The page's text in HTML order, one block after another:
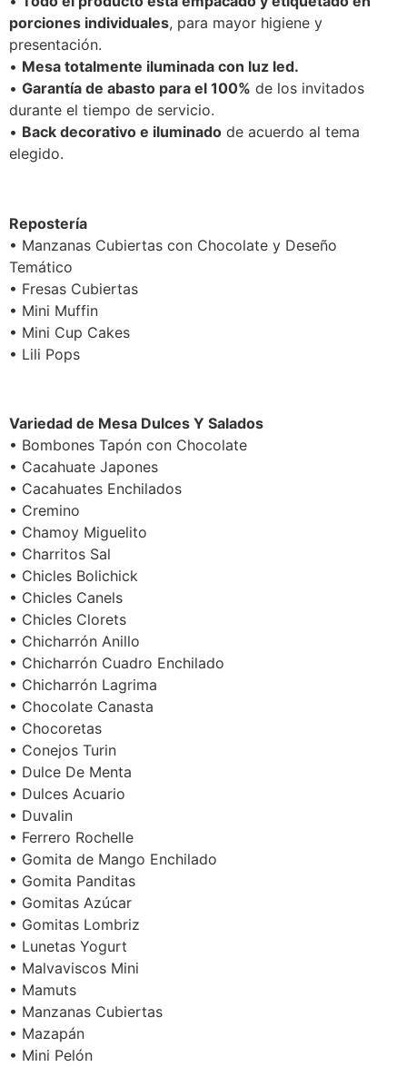
porciones individuales, para mayor higiene y
presentación.
• Mesa totalmente iluminada con luz led.
• Garantía de abasto para el 100% de los invitados
durante el tiempo de servicio.
• Back decorativo e iluminado de acuerdo al tema
elegido.
Repostería
• Manzanas Cubiertas con Chocolate y Deseño
Temático
• Fresas Cubiertas
• Mini Muffin
• Mini Cup Cakes
• Lili Pops
Variedad de Mesa Dulces Y Salados
• Bombones Tapón con Chocolate
• Cacahuate Japones
• Cacahuates Enchilados
• Cremino
• Chamoy Miguelito
• Charritos Sal
• Chicles Bolichick
• Chicles Canels
• Chicles Clorets
• Chicharrón Anillo
• Chicharrón Cuadro Enchilado
• Chicharrón Lagrima
• Chocolate Canasta
• Chocoretas
• Conejos Turin
• Dulce De Menta
• Dulces Acuario
• Duvalin
• Ferrero Rochelle
• Gomita de Mango Enchilado
• Gomita Panditas
• Gomitas Azúcar
• Gomitas Lombriz
• Lunetas Yogurt
• Malvaviscos Mini
• Mamuts
• Manzanas Cubiertas
• Mazapán
• Mini Pelón